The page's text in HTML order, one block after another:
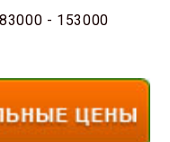
- 153000